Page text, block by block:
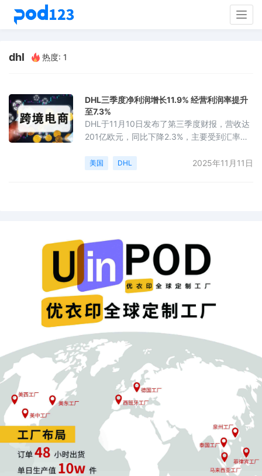
dhl 热度: 1
DHL三季度净利润增长11.9% 经营利润率提升
至7.3%
DHL于11月10日发布了第三季度财报，营收达
201亿欧元，同比下降2.3%，主要受到汇率波
亿欧元，同比增长7.6%，息税前利润率达到
美国 DHL 2025年11月11日